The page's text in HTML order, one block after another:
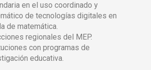
en el uso coordinado y
de tecnologías digitales en
de matemática.
regionales del MEP.
con programas de
educativa.